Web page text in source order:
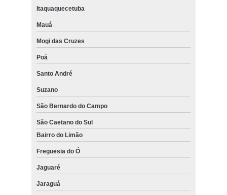
Itaquaquecetuba
Mauá
Mogi das Cruzes
Poá
Santo André
Suzano
São Bernardo do Campo
São Caetano do Sul
Bairro do Limão
Freguesia do Ó
Jaguaré
Jaraguá